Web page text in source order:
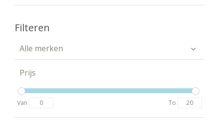
Filteren
Alle merken
Prijs
Van To